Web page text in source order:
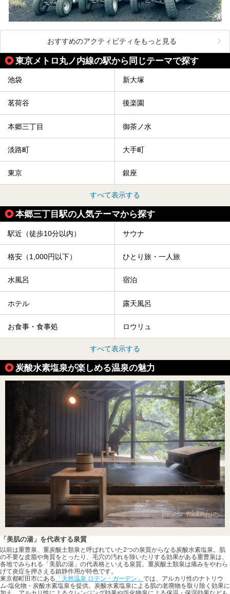
おすすめのアクティビティをもっと見る
東京メトロ丸ノ内線の駅から同じテーマで探す
池袋 新大塚
茗荷谷 後楽園
本郷三丁目 御茶ノ水
淡路町 大手町
東京 銀座
すべて表示する
本郷三丁目駅の人気テーマから探す
駅近（徒歩10分以内） サウナ
格安（1,000円以下） ひとり旅・一人旅
水風呂 宿泊
ホテル 露天風呂
お食事・食事処 ロウリュ
すべて表示する
炭酸水素塩泉が楽しめる温泉の魅力
「美肌の湯」を代表する泉質
以前は重曹泉、重炭酸土類泉と呼ばれていた2つの泉質からなる炭酸水素塩泉。肌
の不要な皮脂や角質をとったり、毛穴の汚れを除いたりする効果がある重曹泉は、
各地でみられる「美肌の湯」の代表格といえる泉質。重炭酸土類泉は痛みをやわら
げて炎症を押さえる鎮静作用が特色です。
東京都町田市にある 「天然温泉 ロテン・ガーデン」 では、アルカリ性のナトリウ
ム-塩化物・炭酸水素塩泉を提供。炭酸水素塩泉による肌の老廃物を取り除く効果に